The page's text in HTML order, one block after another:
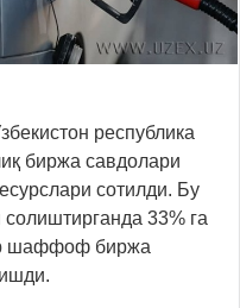
республика
биржа савдолари
сотилди. Бу
33% га
шаффоф биржа